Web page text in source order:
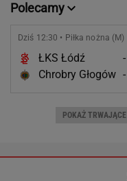
Polecamy
Dziś 12:30 • Piłka nożna (M)
ŁKS Łódź
-
Chrobry Głogów -
POKAŻ TRWAJĄCE